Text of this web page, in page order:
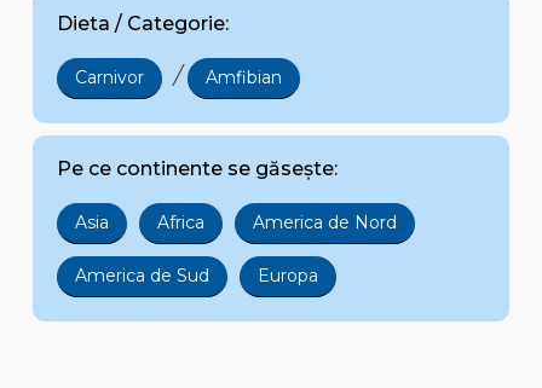
Dieta / Categorie:
Carnivor / Amfibian
Pe ce continente se găsește:
Asia Africa America de Nord
America de Sud Europa